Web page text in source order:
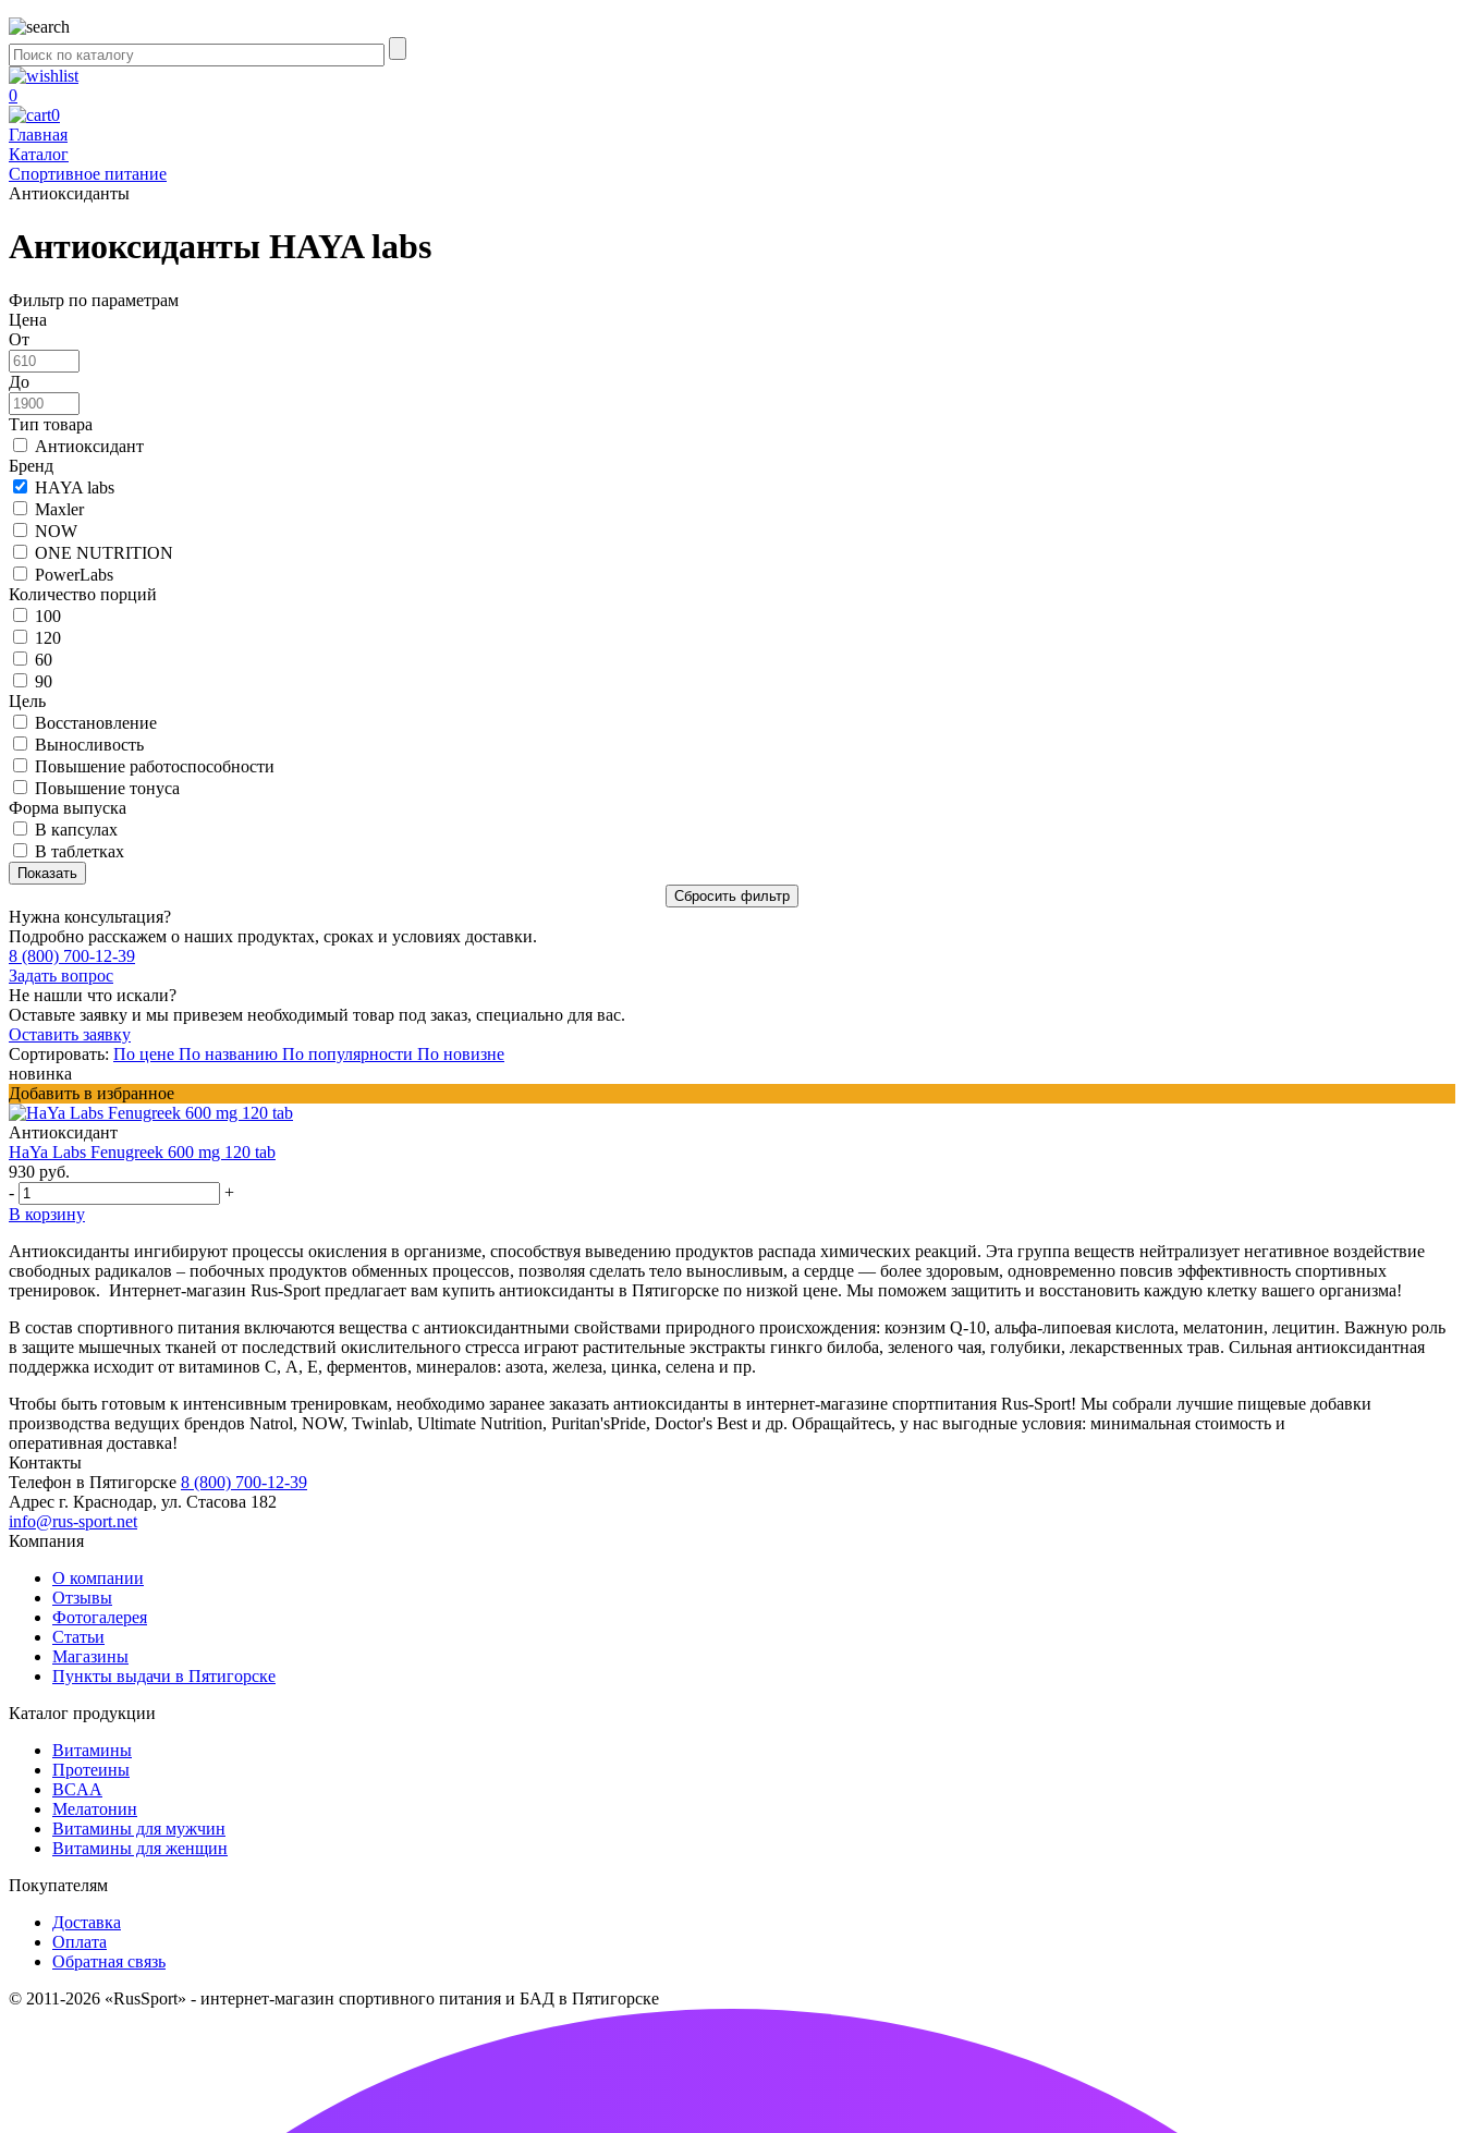
0
0
Главная
Каталог
Спортивное питание
Антиоксиданты
Антиоксиданты HAYA labs
Фильтр по параметрам
Цена
От
До
Тип товара
Антиоксидант
Бренд
HAYA labs
Maxler
NOW
ONE NUTRITION
PowerLabs
Количество порций
100
120
60
90
Цель
Восстановление
Выносливость
Повышение работоспособности
Повышение тонуса
Форма выпуска
В капсулах
В таблетках
Нужна консультация?
Подробно расскажем о наших продуктах, сроках и условиях доставки.
8 (800) 700-12-39
Задать вопрос
Не нашли что искали?
Оставьте заявку и мы привезем необходимый товар под заказ, специально для вас.
Оставить заявку
Сортировать: По цене По названию По популярности По новизне
новинка
Добавить в избранное
Антиоксидант
HaYa Labs Fenugreek 600 mg 120 tab
930 руб.
-
+
В корзину
Антиоксиданты ингибируют процессы окисления в организме, способствуя выведению продуктов распада химических реакций. Эта группа веществ нейтрализует негативное воздействие
свободных радикалов – побочных продуктов обменных процессов, позволяя сделать тело выносливым, а сердце — более здоровым, одновременно повсив эффективность спортивных
тренировок. Интернет-магазин Rus-Sport предлагает вам купить антиоксиданты в Пятигорске по низкой цене. Мы поможем защитить и восстановить каждую клетку вашего организма!
В состав спортивного питания включаются вещества с антиоксидантными свойствами природного происхождения: коэнзим Q-10, альфа-липоевая кислота, мелатонин, лецитин. Важную роль
в защите мышечных тканей от последствий окислительного стресса играют растительные экстракты гинкго билоба, зеленого чая, голубики, лекарственных трав. Сильная антиоксидантная
поддержка исходит от витаминов С, А, Е, ферментов, минералов: азота, железа, цинка, селена и пр.
Чтобы быть готовым к интенсивным тренировкам, необходимо заранее заказать антиоксиданты в интернет-магазине спортпитания Rus-Sport! Мы собрали лучшие пищевые добавки
производства ведущих брендов Natrol, NOW, Twinlab, Ultimate Nutrition, Puritan'sPride, Doctor's Best и др. Обращайтесь, у нас выгодные условия: минимальная стоимость и
оперативная доставка!
Контакты
Телефон в Пятигорске 8 (800) 700-12-39
Адрес г. Краснодар, ул. Стасова 182
info@rus-sport.net
Компания
О компании
Отзывы
Фотогалерея
Статьи
Магазины
Пункты выдачи в Пятигорске
Каталог продукции
Витамины
Протеины
BCAA
Мелатонин
Витамины для мужчин
Витамины для женщин
Покупателям
Доставка
Оплата
Обратная связь
© 2011-2026 «RusSport» - интернет-магазин спортивного питания и БАД в Пятигорске